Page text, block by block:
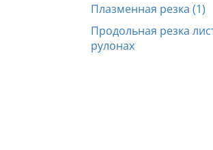
Плазменная резка (1)
Продольная резка
рулонах